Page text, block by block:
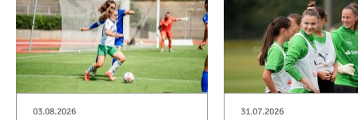
03.08.2026 31.07.2026